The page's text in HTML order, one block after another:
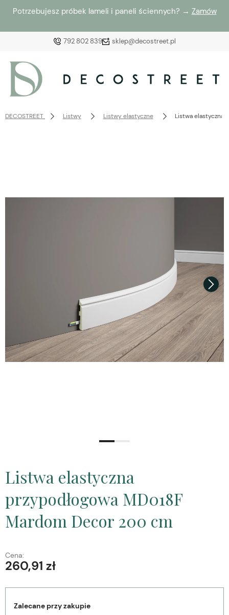
Potrzebujesz próbek lameli i paneli ściennych? → Zamów
792 802 839 sklep@decostreet.pl
DECOSTREET Listwy Listwy elastyczne Listwa elastyczna
Listwa elastyczna
przypodłogowa MD018F
Mardom Decor 200 cm
Cena:
260,91 zł
Zalecane przy zakupie